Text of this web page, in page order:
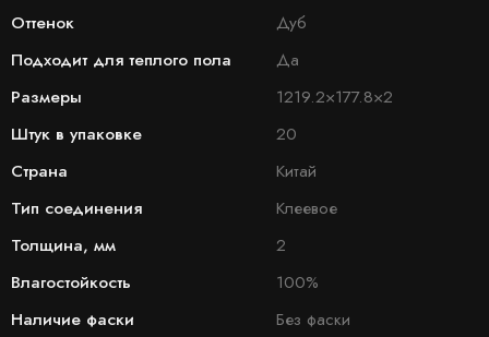
Оттенок
Дуб
Подходит для теплого пола
Да
Размеры
1219.2×177.8×2
Штук в упаковке
20
Страна
Китай
Тип соединения
Клеевое
Толщина, мм
2
Влагостойкость
100%
Наличие фаски
Без фаски